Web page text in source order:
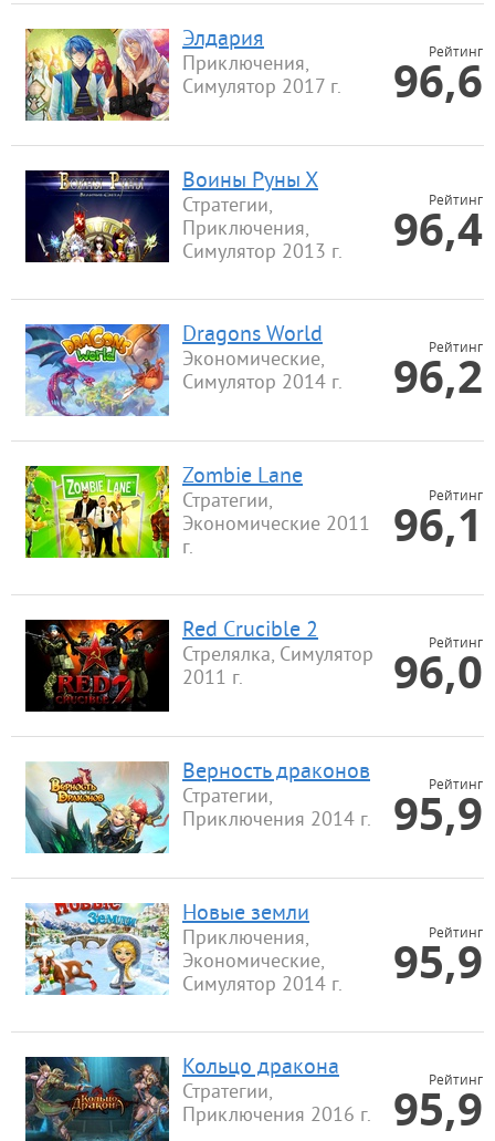
Элдария
Приключения,
Симулятор 2017 г.
Рейтинг
96,6
Воины Руны Х
Стратегии,
Приключения,
Симулятор 2013 г.
Рейтинг
96,4
Dragons World
Экономические,
Симулятор 2014 г.
Рейтинг
96,2
Zombie Lane
Стратегии,
Экономические 2011
г.
Рейтинг
96,1
Red Crucible 2
Стрелялка, Симулятор
2011 г.
Рейтинг
96,0
Верность драконов
Стратегии,
Приключения 2014 г.
Рейтинг
95,9
Новые земли
Приключения,
Экономические,
Симулятор 2014 г.
Рейтинг
95,9
Кольцо дракона
Стратегии,
Приключения 2016 г.
Рейтинг
95,9